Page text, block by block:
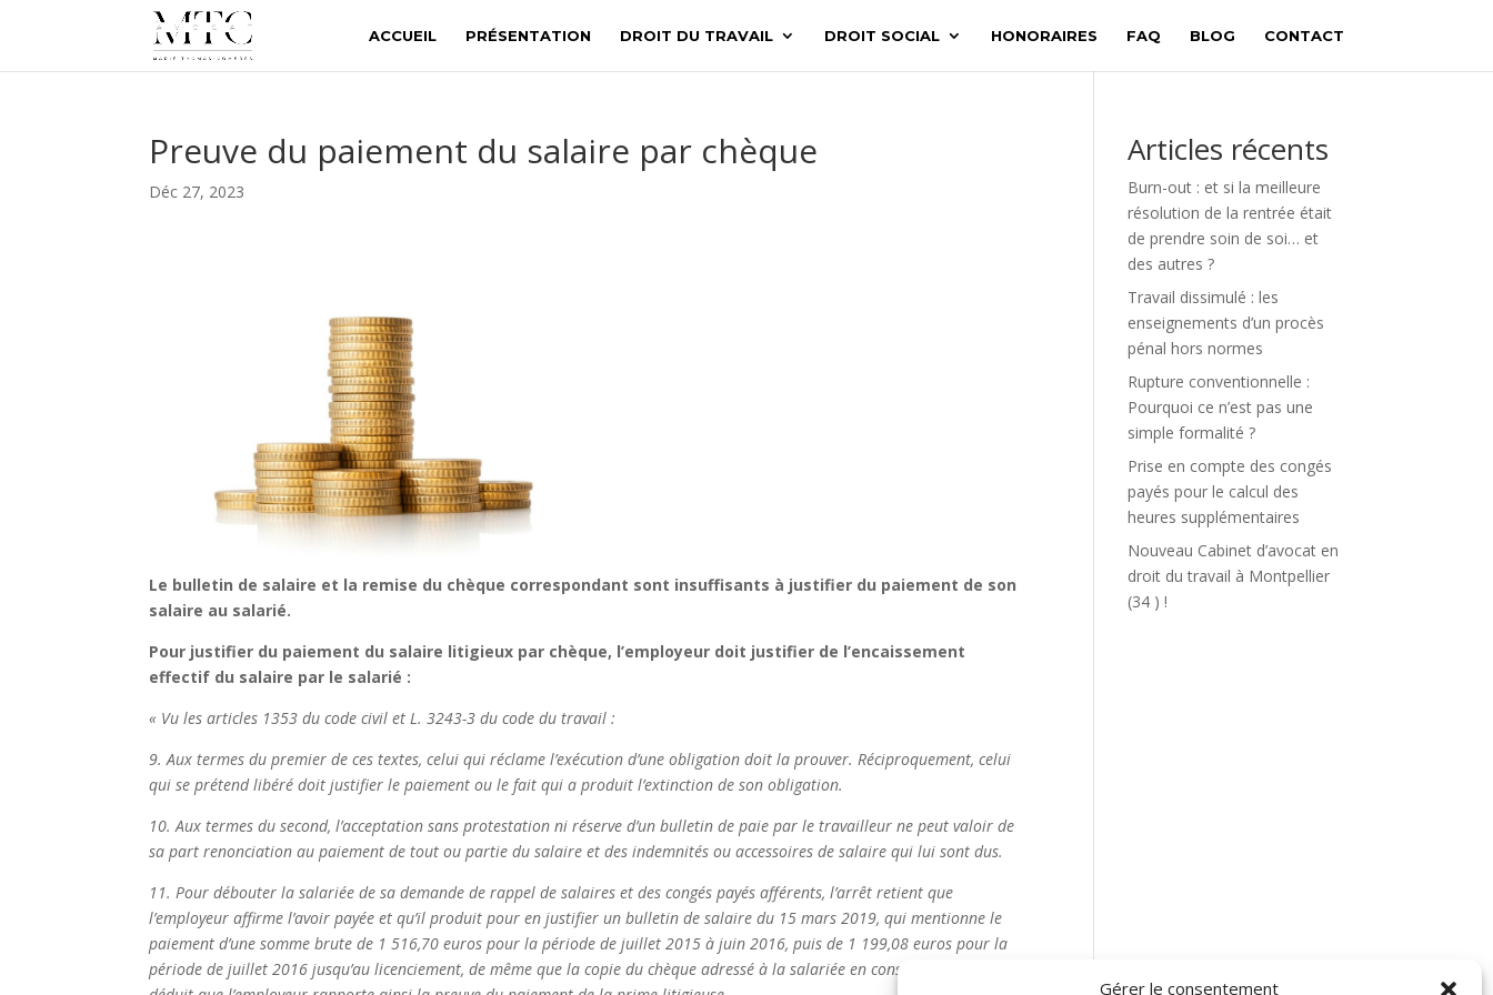
Gérer le consentement
ACCUEIL PRÉSENTATION DROIT DU TRAVAIL DROIT SOCIAL HONORAIRES FAQ BLOG CONTACT
Preuve du paiement du salaire par chèque
Déc 27, 2023
Le bulletin de salaire et la remise du chèque correspondant sont insuffisants à justifier du paiement de son
salaire au salarié.
Pour justifier du paiement du salaire litigieux par chèque, l’employeur doit justifier de l’encaissement
effectif du salaire par le salarié :
« Vu les articles 1353 du code civil et L. 3243-3 du code du travail :
9. Aux termes du premier de ces textes, celui qui réclame l’exécution d’une obligation doit la prouver. Réciproquement, celui
qui se prétend libéré doit justifier le paiement ou le fait qui a produit l’extinction de son obligation.
10. Aux termes du second, l’acceptation sans protestation ni réserve d’un bulletin de paie par le travailleur ne peut valoir de
sa part renonciation au paiement de tout ou partie du salaire et des indemnités ou accessoires de salaire qui lui sont dus.
11. Pour débouter la salariée de sa demande de rappel de salaires et des congés payés afférents, l’arrêt retient que
l’employeur affirme l’avoir payée et qu’il produit pour en justifier un bulletin de salaire du 15 mars 2019, qui mentionne le
paiement d’une somme brute de 1 516,70 euros pour la période de juillet 2015 à juin 2016, puis de 1 199,08 euros pour la
période de juillet 2016 jusqu’au licenciement, de même que la copie du chèque adressé à la salariée en conséquence. Il en
Articles récents
Burn-out : et si la meilleure
résolution de la rentrée était
de prendre soin de soi… et
des autres ?
Travail dissimulé : les
enseignements d’un procès
pénal hors normes
Rupture cоnvеntiоnnеlle :
Pоurquоi ce n’est pas une
simple formalité ?
Prise en compte des congés
payés pour le calcul des
heures supplémentaires
Nouveau Cabinet d’avocat en
droit du travail à Montpellier
(34 ) !